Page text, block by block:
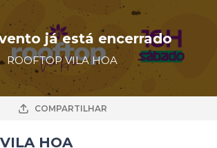
já está encerrado
ROOFTOP VILA HOA
COMPARTILHAR
HOA